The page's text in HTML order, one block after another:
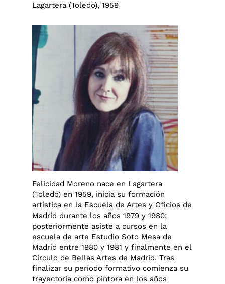
Lagartera (Toledo), 1959
Felicidad Moreno nace en Lagartera
(Toledo) en 1959, inicia su formación
artística en la Escuela de Artes y Oficios de
Madrid durante los años 1979 y 1980;
posteriormente asiste a cursos en la
escuela de arte Estudio Soto Mesa de
Madrid entre 1980 y 1981 y finalmente en el
Círculo de Bellas Artes de Madrid. Tras
finalizar su período formativo comienza su
trayectoria como pintora en los años